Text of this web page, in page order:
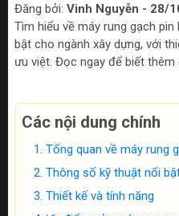
Đăng bởi: Vinh Nguyễn - 28/
Tìm hiểu về máy rung gạch
bật cho ngành xây dựng, với
ưu việt. Đọc ngay để biết thêm
Các nội dung chính
Tổng quan về máy rung
Thông số kỹ thuật nổi
Thiết kế và tính năng